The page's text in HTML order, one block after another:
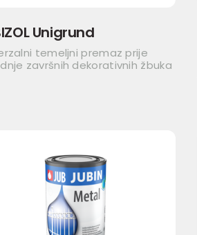
Unigrund
temeljni premaz prije
završnih dekorativnih žbuka